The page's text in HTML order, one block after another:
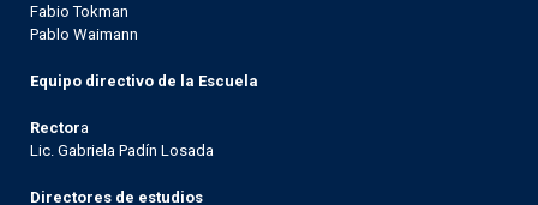
Fabio Tokman
Pablo Waimann
Equipo directivo de la Escuela
Rectora
Lic. Gabriela Padín Losada
Directores de estudios